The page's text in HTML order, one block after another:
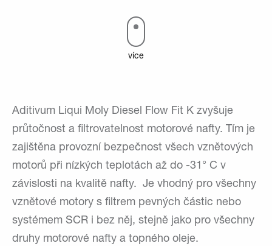
více
Aditivum Liqui Moly Diesel Flow Fit K zvyšuje
průtočnost a filtrovatelnost motorové nafty. Tím je
zajištěna provozní bezpečnost všech vznětových
motorů při nízkých teplotách až do -31° C v
závislosti na kvalitě nafty. Je vhodný pro všechny
vznětové motory s filtrem pevných částic nebo
systémem SCR i bez něj, stejně jako pro všechny
druhy motorové nafty a topného oleje.